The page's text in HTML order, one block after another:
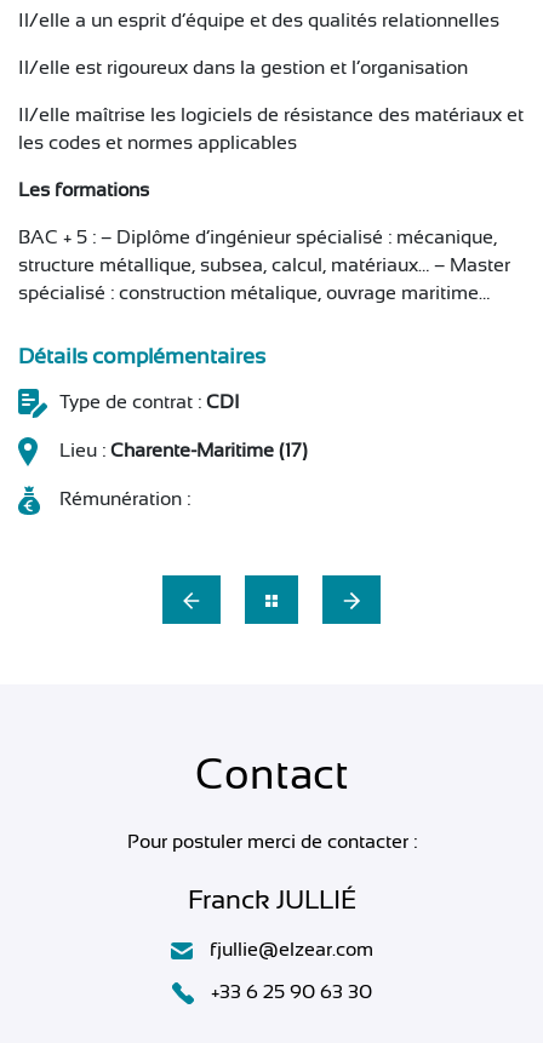
Il/elle a un esprit d’équipe et des qualités relationnelles
Il/elle est rigoureux dans la gestion et l’organisation
Il/elle maîtrise les logiciels de résistance des matériaux et
les codes et normes applicables
Les formations
BAC + 5 : – Diplôme d’ingénieur spécialisé : mécanique,
structure métallique, subsea, calcul, matériaux… – Master
spécialisé : construction métalique, ouvrage maritime…
Détails complémentaires
Type de contrat : CDI
Lieu : Charente-Maritime (17)
Rémunération :
Contact
Pour postuler merci de contacter :
Franck JULLIÉ
fjullie@elzear.com
+33 6 25 90 63 30